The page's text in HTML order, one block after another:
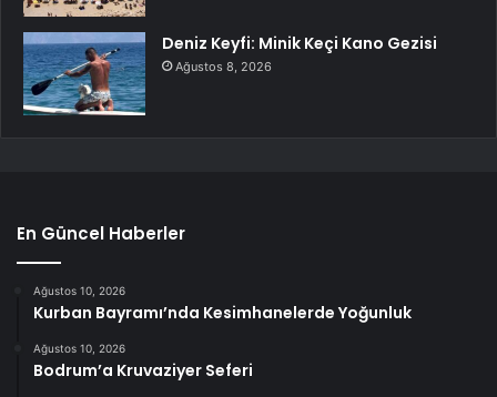
Deniz Keyfi: Minik Keçi Kano Gezisi
Ağustos 8, 2026
En Güncel Haberler
Ağustos 10, 2026
Kurban Bayramı’nda Kesimhanelerde Yoğunluk
Ağustos 10, 2026
Bodrum’a Kruvaziyer Seferi